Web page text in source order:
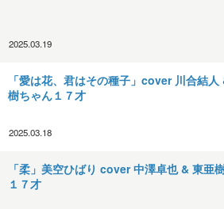
2025.03.19
「愛は花、君はその種子」cover 川合結人
樹ちゃん１７才
2025.03.18
「柔」美空ひばり cover 中澤卓也 & 東亜
１７才